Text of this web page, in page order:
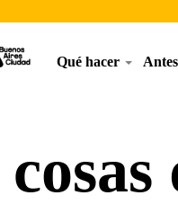
Qué hacer